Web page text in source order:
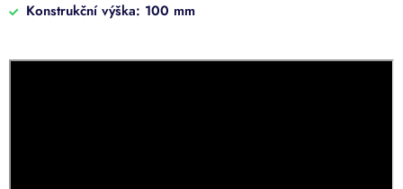
Konstrukční výška: 100 mm